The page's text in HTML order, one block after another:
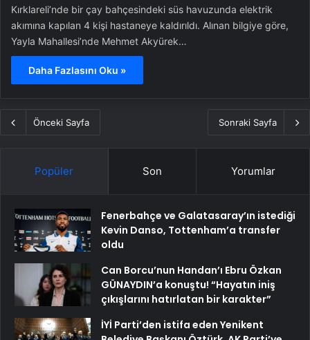
Kırklareli’nde bir çay bahçesindeki süs havuzunda elektrik
akımına kapılan 4 kişi hastaneye kaldırıldı. Alınan bilgiye göre,
Yayla Mahallesi’nde Mehmet Akyürek…
Daha Fazlasını Oku »
Önceki Sayfa Sonraki Sayfa
Popüler Son Yorumlar
Fenerbahçe ve Galatasaray’ın istediği
Kevin Danso, Tottenham’a transfer
oldu
Can Borcu’nun Handan’ı Ebru Özkan
GÜNAYDIN’a konuştu! “Hayatın iniş
çıkışlarını hatırlatan bir karakter”
İYİ Parti’den istifa eden Yenikent